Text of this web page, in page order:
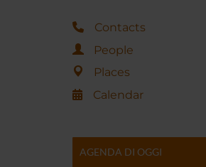
Contacts
People
Places
Calendar
AGENDA DI OGGI